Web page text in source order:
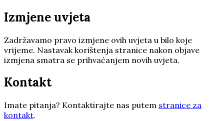
Izmjene uvjeta
Zadržavamo pravo izmjene ovih uvjeta u bilo koje
vrijeme. Nastavak korištenja stranice nakon objave
izmjena smatra se prihvaćanjem novih uvjeta.
Kontakt
Imate pitanja? Kontaktirajte nas putem stranice za
kontakt.